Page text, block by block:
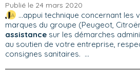
Publié le 24 mars 2020
...appui technique concernant les
marques du groupe (Peugeot,
assistance sur les démarches
au soutien de votre entreprise,
consignes sanitaires. ...